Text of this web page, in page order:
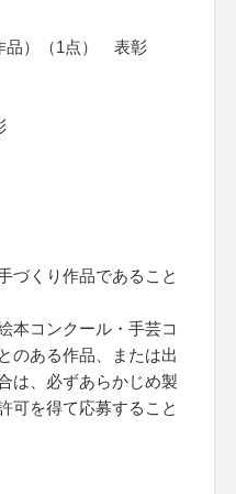
品）（1点） 表彰
づくり作品であること
本コンクール・手芸コ
のある作品、または出
は、必ずあらかじめ製
可を得て応募すること